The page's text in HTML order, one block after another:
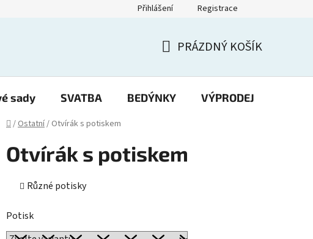
Přihlášení Registrace
KOŠÍK
PRÁZDNÝ KOŠÍK
sady SVATBA BEDÝNKY VÝPRODEJ
Domů
/Ostatní/ Otvírák s potiskem
Otvírák s potiskem
Různé potisky
Potisk